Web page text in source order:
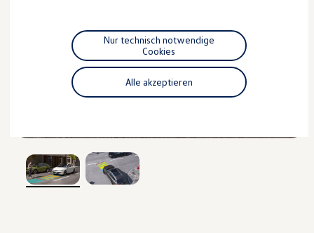
Pannen- und Unfallhilfe
Economy Service
Volkswagen Teile
Zubehör
Modellspezifisches Zubehör
Schutz und Pflege
Digitale Extras
Dienste für Ihr Modell finden
Volkswagen Apps, Login und Shop
, 1 von 2
Alle akzeptieren
Nur technisch notwendige
Cookies